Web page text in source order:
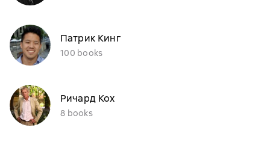
Патрик Кинг
100 books
Ричард Кох
8 books